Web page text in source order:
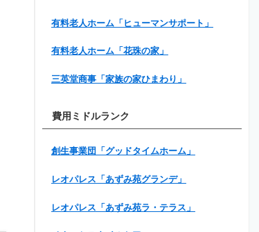
有料老人ホーム「ヒューマンサポート」
有料老人ホーム「花珠の家」
三英堂商事「家族の家ひまわり」
費用ミドルランク
創生事業団「グッドタイムホーム」
レオパレス「あずみ苑グランデ」
レオパレス「あずみ苑ラ・テラス」